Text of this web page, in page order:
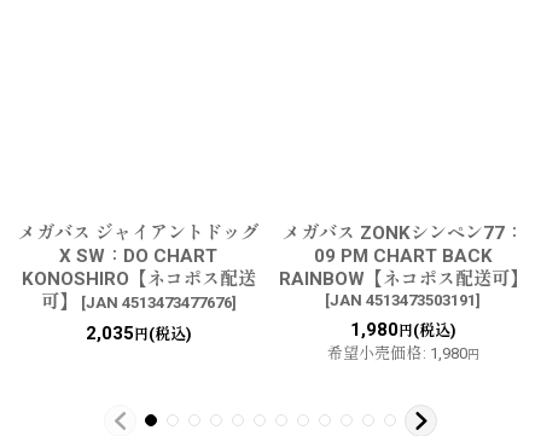
メガバス ジャイアントドッグ
X SW：DO CHART
KONOSHIRO【ネコポス配送
可】
[JAN 4513473477676]
2,035 円(税込)
メガバス ZONKシンペン77：
09 PM CHART BACK
RAINBOW【ネコポス配送可】
[JAN 4513473503191]
1,980円(税込)
希望小売価格: 1,980円